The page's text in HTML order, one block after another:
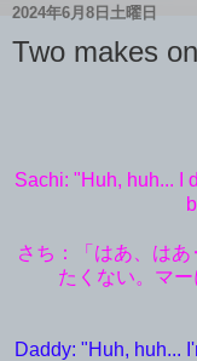
2024年6月8日土曜日
Two makes
Sachi: "Huh, huh... I
さち：「はあ、は
たくない。マ
Daddy: "Huh, huh...